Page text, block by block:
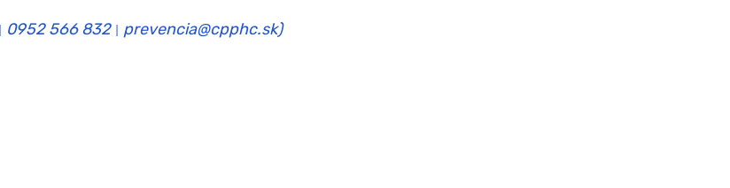
0952 566 832 prevencia@cpphc.sk)